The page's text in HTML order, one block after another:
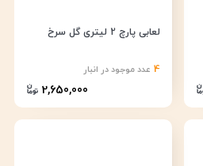
4 عدد موجود در انبار
لعابی پارچ 2 لیتری گل سرخ
2,650,000